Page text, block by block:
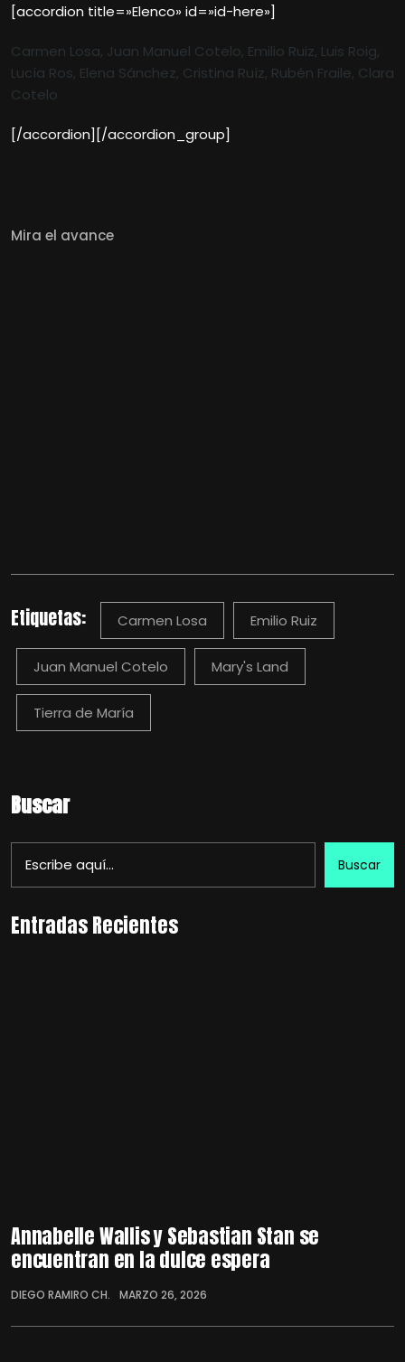
[accordion title=»Elenco» id=»id-here»]
Carmen Losa, Juan Manuel Cotelo, Emilio Ruiz, Luis Roig,
Lucía Ros, Elena Sánchez, Cristina Ruíz, Rubén Fraile, Clara
Cotelo
[/accordion][/accordion_group]
Mira el avance
Etiquetas: Carmen Losa Emilio Ruiz
Juan Manuel Cotelo Mary's Land
Tierra de María
Buscar
Buscar
Entradas Recientes
Annabelle Wallis y Sebastian Stan se
encuentran en la dulce espera
DIEGO RAMIRO CH. MARZO 26, 2026